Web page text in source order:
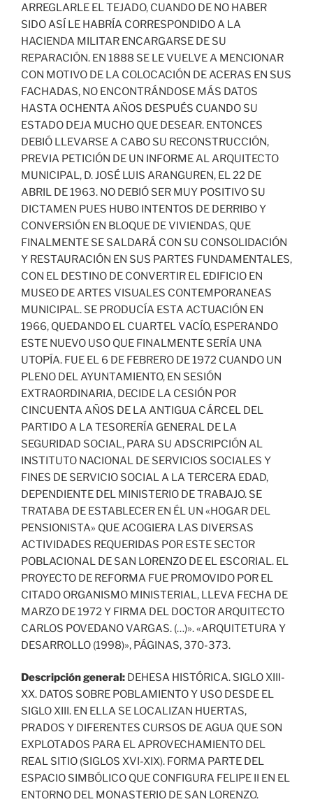
ARREGLARLE EL TEJADO, CUANDO DE NO HABER
SIDO ASÍ LE HABRÍA CORRESPONDIDO A LA
HACIENDA MILITAR ENCARGARSE DE SU
REPARACIÓN. EN 1888 SE LE VUELVE A MENCIONAR
CON MOTIVO DE LA COLOCACIÓN DE ACERAS EN SUS
FACHADAS, NO ENCONTRÁNDOSE MÁS DATOS
HASTA OCHENTA AÑOS DESPUÉS CUANDO SU
ESTADO DEJA MUCHO QUE DESEAR. ENTONCES
DEBIÓ LLEVARSE A CABO SU RECONSTRUCCIÓN,
PREVIA PETICIÓN DE UN INFORME AL ARQUITECTO
MUNICIPAL, D. JOSÉ LUIS ARANGUREN, EL 22 DE
ABRIL DE 1963. NO DEBIÓ SER MUY POSITIVO SU
DICTAMEN PUES HUBO INTENTOS DE DERRIBO Y
CONVERSIÓN EN BLOQUE DE VIVIENDAS, QUE
FINALMENTE SE SALDARÁ CON SU CONSOLIDACIÓN
Y RESTAURACIÓN EN SUS PARTES FUNDAMENTALES,
CON EL DESTINO DE CONVERTIR EL EDIFICIO EN
MUSEO DE ARTES VISUALES CONTEMPORANEAS
MUNICIPAL. SE PRODUCÍA ESTA ACTUACIÓN EN
1966, QUEDANDO EL CUARTEL VACÍO, ESPERANDO
ESTE NUEVO USO QUE FINALMENTE SERÍA UNA
UTOPÍA. FUE EL 6 DE FEBRERO DE 1972 CUANDO UN
PLENO DEL AYUNTAMIENTO, EN SESIÓN
EXTRAORDINARIA, DECIDE LA CESIÓN POR
CINCUENTA AÑOS DE LA ANTIGUA CÁRCEL DEL
PARTIDO A LA TESORERÍA GENERAL DE LA
SEGURIDAD SOCIAL, PARA SU ADSCRIPCIÓN AL
INSTITUTO NACIONAL DE SERVICIOS SOCIALES Y
FINES DE SERVICIO SOCIAL A LA TERCERA EDAD,
DEPENDIENTE DEL MINISTERIO DE TRABAJO. SE
TRATABA DE ESTABLECER EN ÉL UN «HOGAR DEL
PENSIONISTA» QUE ACOGIERA LAS DIVERSAS
ACTIVIDADES REQUERIDAS POR ESTE SECTOR
POBLACIONAL DE SAN LORENZO DE EL ESCORIAL. EL
PROYECTO DE REFORMA FUE PROMOVIDO POR EL
CITADO ORGANISMO MINISTERIAL, LLEVA FECHA DE
MARZO DE 1972 Y FIRMA DEL DOCTOR ARQUITECTO
CARLOS POVEDANO VARGAS. (…)». «ARQUITETURA Y
DESARROLLO (1998)», PÁGINAS, 370-373.
Descripción general: DEHESA HISTÓRICA. SIGLO XIII-
XX. DATOS SOBRE POBLAMIENTO Y USO DESDE EL
SIGLO XIII. EN ELLA SE LOCALIZAN HUERTAS,
PRADOS Y DIFERENTES CURSOS DE AGUA QUE SON
EXPLOTADOS PARA EL APROVECHAMIENTO DEL
REAL SITIO (SIGLOS XVI-XIX). FORMA PARTE DEL
ESPACIO SIMBÓLICO QUE CONFIGURA FELIPE II EN EL
ENTORNO DEL MONASTERIO DE SAN LORENZO.